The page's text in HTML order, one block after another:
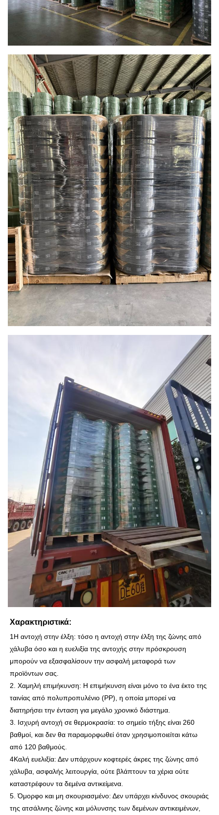
Χαρακτηριστικά:
1Η αντοχή στην έλξη: τόσο η αντοχή στην έλξη της ζώνης από
χάλυβα όσο και η ευελιξία της αντοχής στην πρόσκρουση
μπορούν να εξασφαλίσουν την ασφαλή μεταφορά των
προϊόντων σας.
2. Χαμηλή επιμήκυνση: Η επιμήκυνση είναι μόνο το ένα έκτο της
ταινίας από πολυπροπυλένιο (PP), η οποία μπορεί να
διατηρήσει την ένταση για μεγάλο χρονικό διάστημα.
3. Ισχυρή αντοχή σε θερμοκρασία: το σημείο τήξης είναι 260
βαθμοί, και δεν θα παραμορφωθεί όταν χρησιμοποιείται κάτω
από 120 βαθμούς.
4Καλή ευελιξία: Δεν υπάρχουν κοφτερές άκρες της ζώνης από
χάλυβα, ασφαλής λειτουργία, ούτε βλάπτουν τα χέρια ούτε
καταστρέφουν τα δεμένα αντικείμενα.
5. Όμορφο και μη σκουριασμένο: Δεν υπάρχει κίνδυνος σκουριάς
της ατσάλινης ζώνης και μόλυνσης των δεμένων αντικειμένων,